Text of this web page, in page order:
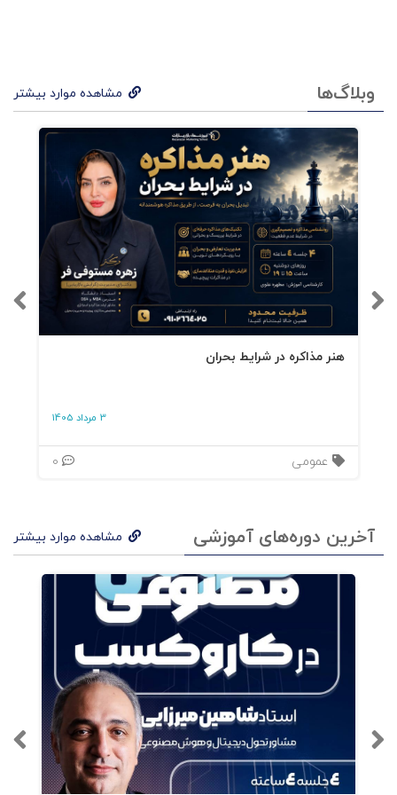
تصمیم‌گیری واقعی.
سندرم “پروژه‌چینی”؛ آغاز پروژه‌ها بدون
ظرفیت واقعی اجرا.
سندرم “اعتماد مشروط”؛ مدیرانی که اعتماد
را از اقتدار و نه از ارتباط می‌سازند.
به اعتقاد درگی، چالش واقعی مدیران امروزجنگ با
بی‌نظمی سیستمیک
است، نه صرفاً با ضعف عملکرد
افراد.
در این فصل، درگی با دقت شبه‌پزشکی وارد تشخیص
استفاده می‌کند، مشابه تشخیص‌های بالینی در
اختلال در مسیر اقتدار:مدیرانی که قدرت
را با کنترل اشتباه می‌گیرند.
اختلال در انگیزش:کارکنانی که هدف
دارند اما مسیر نمی‌بینند.
اختلال در بازخورد:سازمان‌هایی که
وبلاگ‌ها مشاهده موارد بیشتر
هنر مذاکره در شرایط بحران
3 مرداد 1405
عمومی
آخرین دوره‌های آموزشی مشاهده موارد بیشتر